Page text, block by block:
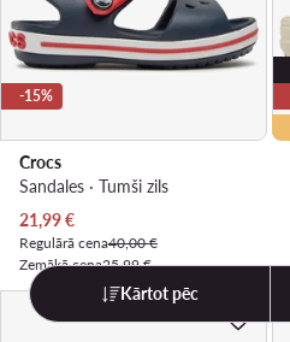
-15%
Crocs
Sandales · Tumši zils
Pašreizējā cena
21,99€
Regulārā cena40,00 €
Zemākā cena25,99 €
Kārtot pēc